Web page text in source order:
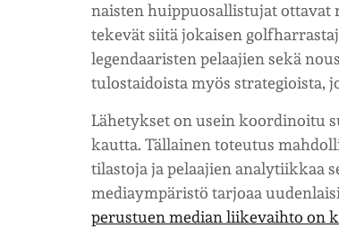
naisten huippuosallistujat ottavat
tekevät siitä jokaisen
legendaaristen pelaajien sekä
tulostaidoista myös
Lähetykset on usein koordinoitu
kautta. Tällainen toteutus
tilastoja ja pelaajien analytiikkaa
mediaympäristö tarjoaa
perustuen median liikevaihto on